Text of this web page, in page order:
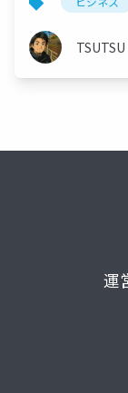
道
TSUTSU
運